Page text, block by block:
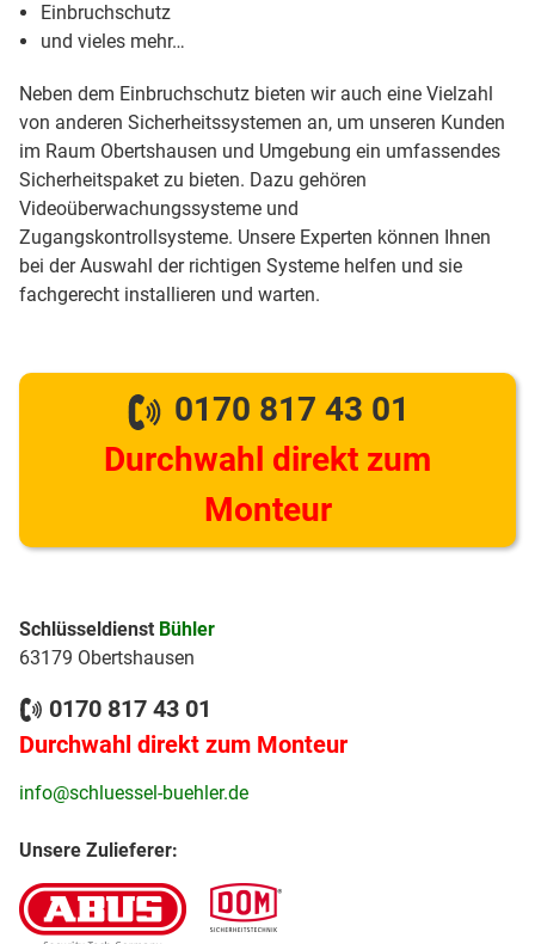
Einbruchschutz
und vieles mehr…
Neben dem Einbruchschutz bieten wir auch eine Vielzahl
von anderen Sicherheitssystemen an, um unseren Kunden
im Raum Obertshausen und Umgebung ein umfassendes
Sicherheitspaket zu bieten. Dazu gehören
Videoüberwachungssysteme und
Zugangskontrollsysteme. Unsere Experten können Ihnen
bei der Auswahl der richtigen Systeme helfen und sie
fachgerecht installieren und warten.
0170 817 43 01
Durchwahl direkt zum
Monteur
Schlüsseldienst Bühler
63179 Obertshausen
0170 817 43 01
Durchwahl direkt zum Monteur
info@schluessel-buehler.de
Unsere Zulieferer: